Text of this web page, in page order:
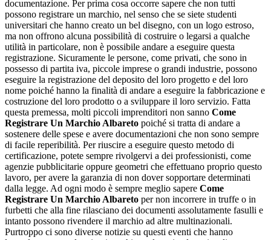
documentazione. Per prima cosa occorre sapere che non tutti
possono registrare un marchio, nel senso che se siete studenti
universitari che hanno creato un bel disegno, con un logo estroso,
ma non offrono alcuna possibilità di costruire o legarsi a qualche
utilità in particolare, non è possibile andare a eseguire questa
registrazione. Sicuramente le persone, come privati, che sono in
possesso di partita iva, piccole imprese o grandi industrie, possono
eseguire la registrazione del deposito del loro progetto e del loro
nome poiché hanno la finalità di andare a eseguire la fabbricazione e
costruzione del loro prodotto o a sviluppare il loro servizio. Fatta
questa premessa, molti piccoli imprenditori non sanno Come
Registrare Un Marchio Albareto poiché si tratta di andare a
sostenere delle spese e avere documentazioni che non sono sempre
di facile reperibilità. Per riuscire a eseguire questo metodo di
certificazione, potete sempre rivolgervi a dei professionisti, come
agenzie pubblicitarie oppure geometri che effettuano proprio questo
lavoro, per avere la garanzia di non dover sopportare determinati
dalla legge. Ad ogni modo è sempre meglio sapere Come
Registrare Un Marchio Albareto per non incorrere in truffe o in
furbetti che alla fine rilasciano dei documenti assolutamente fasulli e
intanto possono rivendere il marchio ad altre multinazionali.
Purtroppo ci sono diverse notizie su questi eventi che hanno